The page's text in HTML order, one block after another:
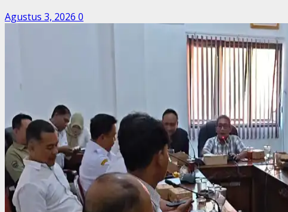
Agustus 3, 2026 0